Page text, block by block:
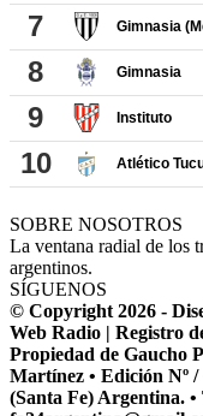
SOBRE NOSOTROS
La ventana radial de los
argentinos.
SÍGUENOS
© Copyright 2026 -
Web Radio | Registro
Propiedad de Gaucho
Martínez • Edición Nº
(Santa Fe) Argentina. •